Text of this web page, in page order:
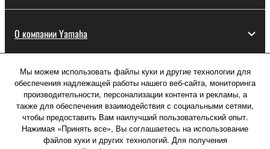
О компании Yamaha
Россия - Русский
Потребитель
Мы можем использовать файлы куки и другие технологии для
обеспечения надлежащей работы нашего веб-сайта, мониторинга
производительности, персонализации контента и рекламы, а
также для обеспечения взаимодействия с социальными сетями,
чтобы предоставить Вам наилучший пользовательский опыт.
Нажимая «Принять все», Вы соглашаетесь на использование
файлов куки и других технологий. Для получения